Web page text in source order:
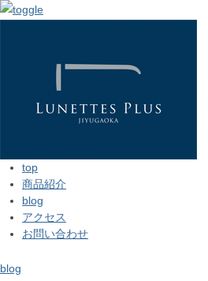
top
商品紹介
blog
アクセス
お問い合わせ
blog